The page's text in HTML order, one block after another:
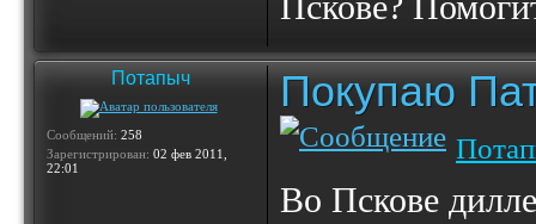
Потапыч
Сообщений: 258
Зарегистрирован: 02 фев 2011,
22:01
Покупаю
Во Пскове